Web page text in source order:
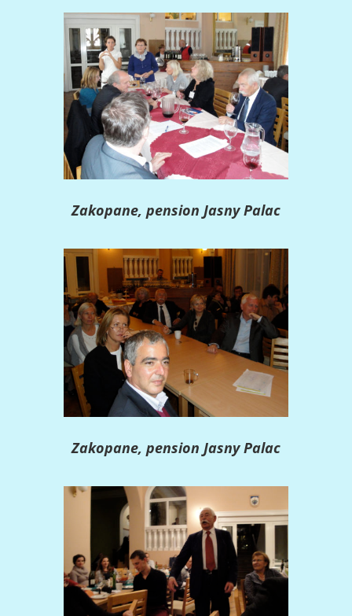
Zakopane, pension Jasny Palac
Zakopane, pension Jasny Palac